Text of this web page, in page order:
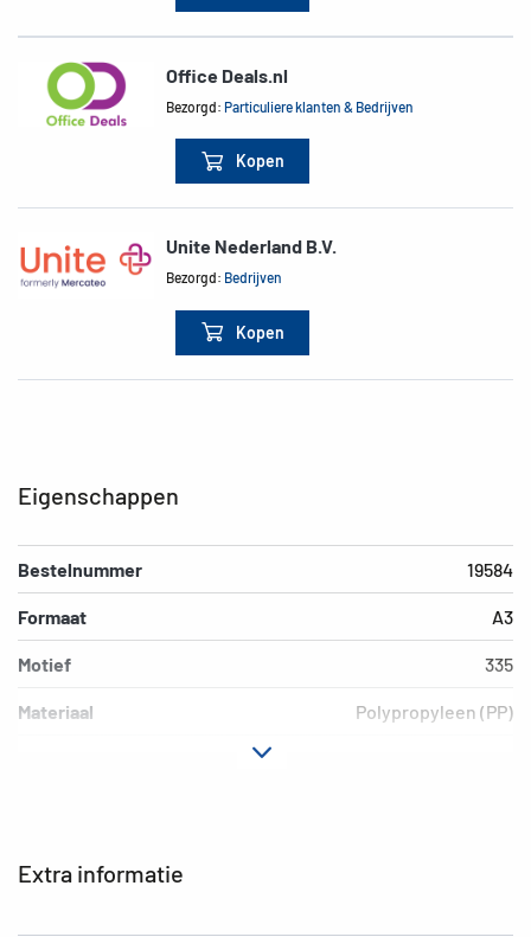
Office Deals.nl
Bezorgd:Particuliere klanten & Bedrijven
Kopen
Unite Nederland B.V.
Bezorgd: Bedrijven
Kopen
Extra informatie
Eigenschappen
Bestelnummer 19584
Formaat A3
Motief 335
Materiaal Polypropyleen (PP)